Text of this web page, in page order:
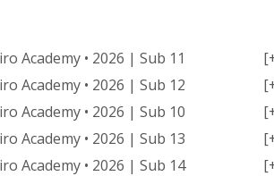
Academy • 2026 | Sub 11
Academy • 2026 | Sub 12
Academy • 2026 | Sub 10
Academy • 2026 | Sub 13
Academy • 2026 | Sub 14